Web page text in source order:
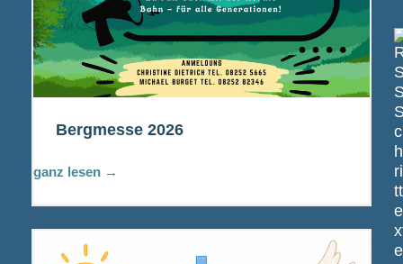
Bergmesse 2026
ganz lesen →
c
h
tt
e
e